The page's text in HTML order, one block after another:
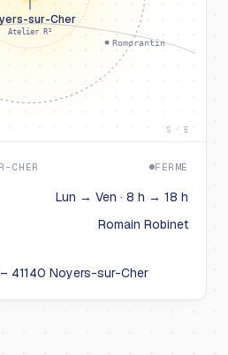
Romorantin
sur-Cher
Atelier R²
S · E
CHER FERMÉ
Lun → Ven · 8 h → 18 h
Romain Robinet
41140 Noyers-sur-Cher